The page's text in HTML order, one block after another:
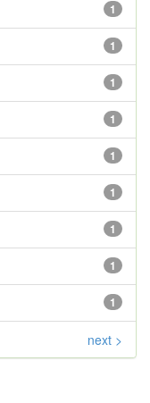
1
1
1
1
1
1
1
1
1
next >